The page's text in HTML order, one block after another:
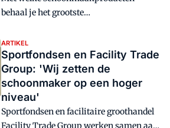
standpunt in tegen greenwashing.
behaal je het grootste
milieu-impact, gekeken naar de hele
levenscyclus van een product? Zijn dat
producten in poedervorm of capsules,
zoals we die terugzien bij andere
leveranciers? Of toch de nog veel
gebruikte vloeibare middelen? Deze
vragen spoken niet alleen door ons
ARTIKEL
Sportfondsen en Facility Trade
Group: 'Wij zetten de
schoonmaker op een hoger
niveau'
Sportfondsen en facilitaire groothandel
Facility Trade Group werken samen aan